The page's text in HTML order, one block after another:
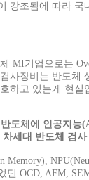
강조됨에 따라
MI기업으로는
사장비는 반도체
하고 있는게 현실
도체에 인공지능
차세대 반도체 검
Memory),
던 OCD, AFM,